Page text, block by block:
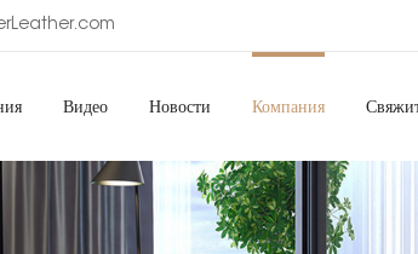
Видео Новости Компания